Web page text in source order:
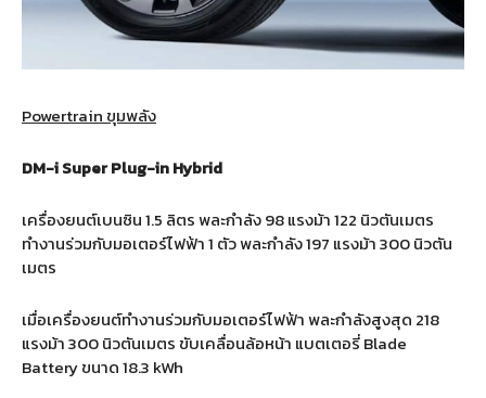
Powertrain ขุมพลัง
DM-i Super Plug-in Hybrid
เครื่องยนต์เบนซิน 1.5 ลิตร พละกำลัง 98 แรงม้า 122 นิวตันเมตร
ทำงานร่วมกับมอเตอร์ไฟฟ้า 1 ตัว พละกำลัง 197 แรงม้า 300 นิวตัน
เมตร
เมื่อเครื่องยนต์ทำงานร่วมกับมอเตอร์ไฟฟ้า พละกำลังสูงสุด 218
แรงม้า 300 นิวตันเมตร ขับเคลื่อนล้อหน้า แบตเตอรี่ Blade
Battery ขนาด 18.3 kWh